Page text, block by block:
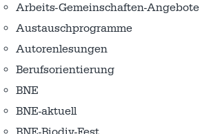
Arbeits-Gemeinschaften-Angebote
Austausch­programme
Autorenlesungen
Berufsorientierung
BNE
BNE-aktuell